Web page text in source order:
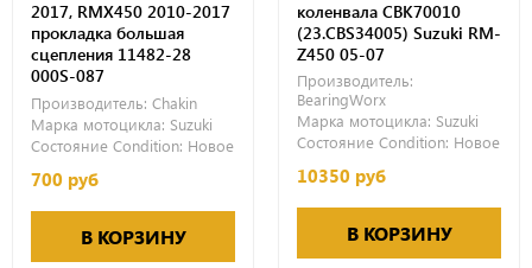
2017, RMX450 2010-2017
прокладка большая
сцепления 11482-28
000S-087
Производитель: Chakin
Марка мотоцикла: Suzuki
Состояние Condition: Новое
700 руб
В КОРЗИНУ
коленвала CBK70010
(23.CBS34005) Suzuki RM-
Z450 05-07
Производитель:
BearingWorx
Марка мотоцикла: Suzuki
Состояние Condition: Новое
10350 руб
В КОРЗИНУ